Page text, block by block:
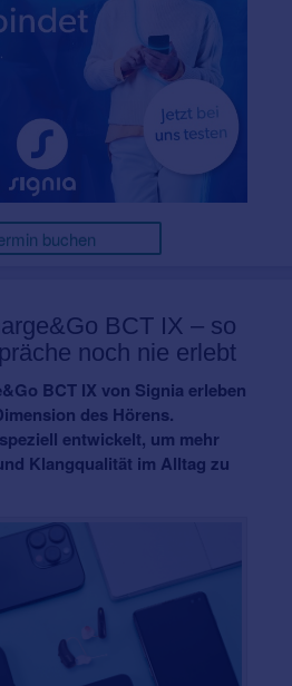
buchen
BCT IX – so
noch nie erlebt
BCT IX von Signia erleben
des Hörens.
entwickelt, um mehr
Klangqualität im Alltag zu